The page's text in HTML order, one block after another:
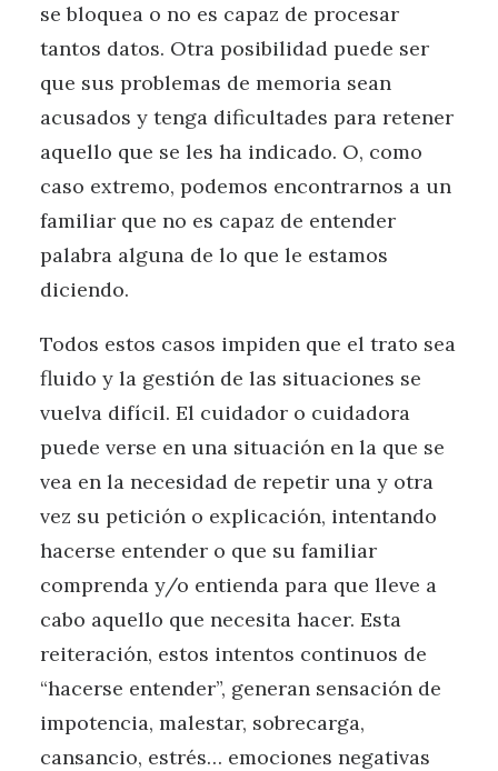
se bloquea o no es capaz de procesar
tantos datos. Otra posibilidad puede ser
que sus problemas de memoria sean
acusados y tenga dificultades para retener
aquello que se les ha indicado. O, como
caso extremo, podemos encontrarnos a un
familiar que no es capaz de entender
palabra alguna de lo que le estamos
diciendo.
Todos estos casos impiden que el trato sea
fluido y la gestión de las situaciones se
vuelva difícil. El cuidador o cuidadora
puede verse en una situación en la que se
vea en la necesidad de repetir una y otra
vez su petición o explicación, intentando
hacerse entender o que su familiar
comprenda y/o entienda para que lleve a
cabo aquello que necesita hacer. Esta
reiteración, estos intentos continuos de
“hacerse entender”, generan sensación de
impotencia, malestar, sobrecarga,
cansancio, estrés… emociones negativas